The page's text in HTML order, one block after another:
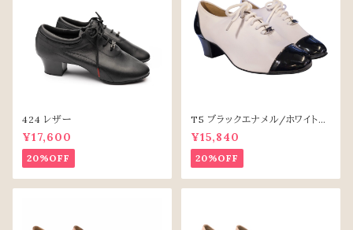
424 レザー
¥17,600
20%OFF
T5 ブラックエナメル/ホワイトレ
ザー
¥15,840
20%OFF